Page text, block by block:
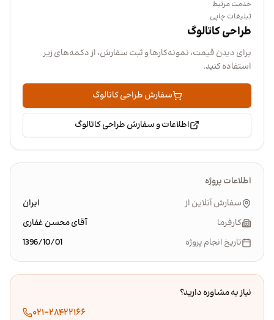
خدمت مرتبط
تبلیغات چاپی
طراحی کاتالوگ
برای دیدن قیمت، نمونه‌کارها و ثبت سفارش، از دکمه‌های زیر
استفاده کنید.
سفارش طراحی کاتالوگ
اطلاعات و سفارش طراحی کاتالوگ
اطلاعات پروژه
سفارش آنلاین از
ایران
کارفرما
آقای محسن غفاری
تاریخ انجام پروژه
1396/10/01
نیاز به مشاوره دارید؟
۰۲۱-۲۸۴۲۲۱۶۶